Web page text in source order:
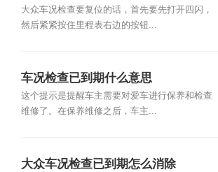
大众车况检查要复位的话，首先要先打开四闪，
然后紧紧按住里程表右边的按钮...
车况检查已到期什么意思
这个提示是提醒车主需要对爱车进行保养和检查
维修了。在保养维修之后，车主...
大众车况检查已到期怎么消除